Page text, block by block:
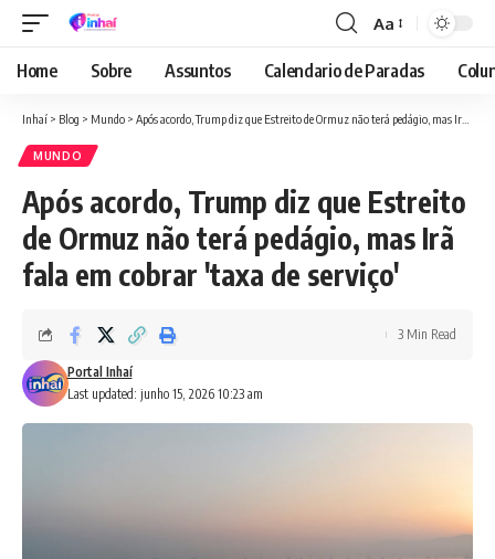
Font
Resizer
Aa
Home Sobre Assuntos Calendario de Paradas
Inhaí > Blog > Mundo > Após acordo, Trump diz que Estreito de Ormuz não terá pedágio, mas Irã fala em cobrar 'taxa de serviço'
MUNDO
Após acordo, Trump diz que Estreito
de Ormuz não terá pedágio, mas Irã
fala em cobrar 'taxa de serviço'
Last updated: junho 15, 2026 10:23 am
Portal Inhaí
3 Min Read